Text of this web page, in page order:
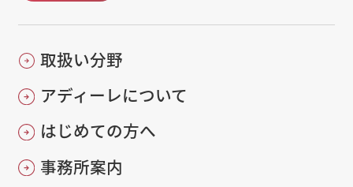
取扱い分野
アディーレについて
はじめての方へ
事務所案内